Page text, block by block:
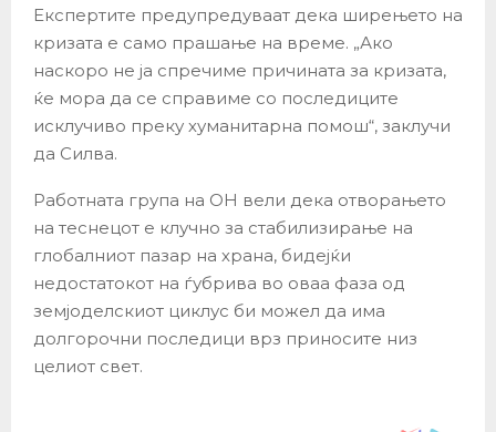
Експертите предупредуваат дека ширењето на
кризата е само прашање на време. „Ако
наскоро не ја спречиме причината за кризата,
ќе мора да се справиме со последиците
исклучиво преку хуманитарна помош“, заклучи
да Силва.
Работната група на ОН вели дека отворањето
на теснецот е клучно за стабилизирање на
глобалниот пазар на храна, бидејќи
недостатокот на ѓубрива во оваа фаза од
земјоделскиот циклус би можел да има
долгорочни последици врз приносите низ
целиот свет.